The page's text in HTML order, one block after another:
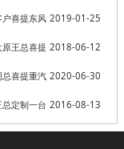
2019-01-25
喜提东风
3台 2018-06-12
王总喜提
拌车 2020-06-30
喜提重汽
化一台 2016-08-13
定制一台